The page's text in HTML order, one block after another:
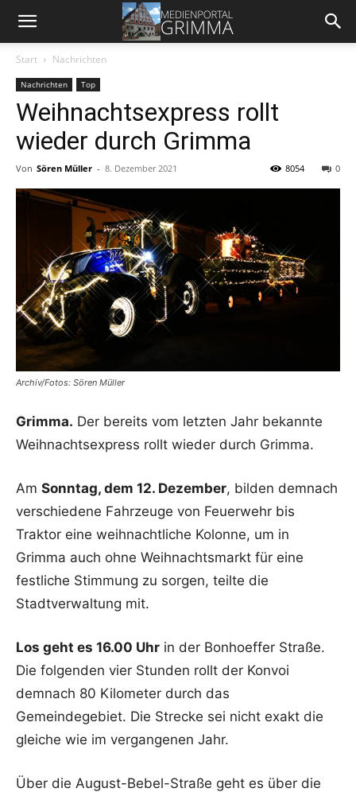
Start Nachrichten
Nachrichten Top
Weihnachtsexpress rollt
wieder durch Grimma
Von Sören Müller - 8. Dezember 2021 0
8054
Archiv/Fotos: Sören Müller
Grimma. Der bereits vom letzten Jahr bekannte
Weihnachtsexpress rollt wieder durch Grimma.
Am Sonntag, dem 12. Dezember, bilden demnach
verschiedene Fahrzeuge von Feuerwehr bis
Traktor eine weihnachtliche Kolonne, um in
Grimma auch ohne Weihnachtsmarkt für eine
festliche Stimmung zu sorgen, teilte die
Stadtverwaltung mit.
Los geht es 16.00 Uhr in der Bonhoeffer Straße.
Die folgenden vier Stunden rollt der Konvoi
demnach 80 Kilometer durch das
Gemeindegebiet. Die Strecke sei nicht exakt die
gleiche wie im vergangenen Jahr.
Über die August-Bebel-Straße geht es über die